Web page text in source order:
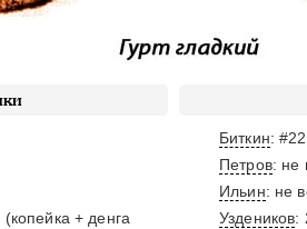
+ денга
Биткин:
Петров: не
Ильин: не
Уздеников: